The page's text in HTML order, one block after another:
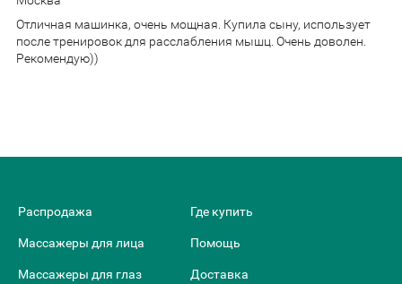
Отличная машинка, очень мощная. Купила сыну, использует
после тренировок для расслабления мышц. Очень доволен.
Рекомендую))
Распродажа
Массажеры для лица
Массажеры для глаз
Где купить
Помощь
Доставка